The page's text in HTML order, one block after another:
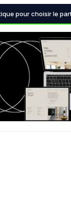
des meilleures
pour choisir le
numériques des
lutte mondiale contre
la data visualisation